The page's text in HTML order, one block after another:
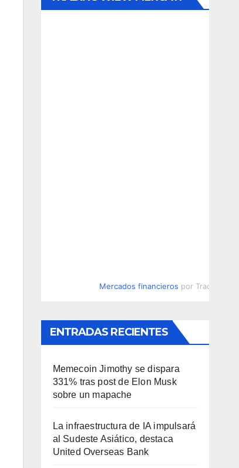
Mercados financieros por
ENTRADAS RECIENTES
Memecoin Jimothy se dispara
331% tras post de Elon Musk
sobre un mapache
La infraestructura de IA impulsará
al Sudeste Asiático, destaca
United Overseas Bank